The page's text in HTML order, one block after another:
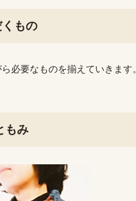
もの
必要なものを揃えていきます。
もみ